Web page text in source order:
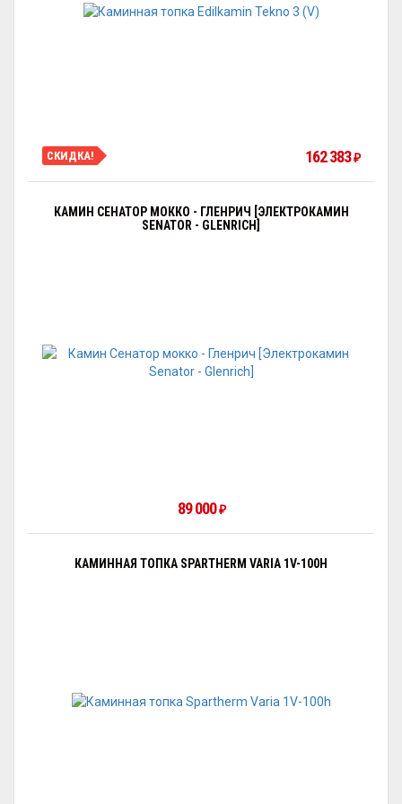
СКИДКА! 162 383 ₽
КАМИН СЕНАТОР МОККО - ГЛЕНРИЧ [ЭЛЕКТРОКАМИН
SENATOR - GLENRICH]
89 000 ₽
КАМИННАЯ ТОПКА SPARTHERM VARIA 1V-100H